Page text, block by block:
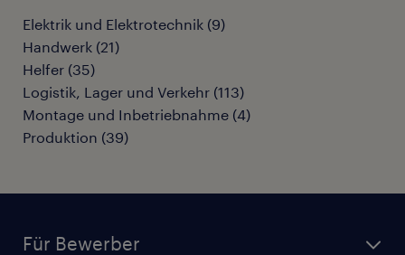
Elektrik und Elektrotechnik (9)
Handwerk (21)
Helfer (35)
Logistik, Lager und Verkehr (113)
Montage und Inbetriebnahme (4)
Produktion (39)
Für Bewerber